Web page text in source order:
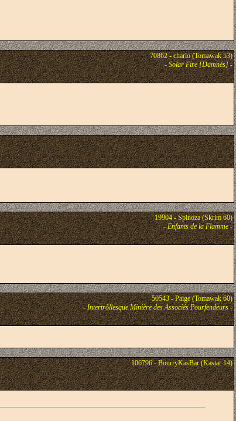
70862 - charlo (Tomawak 53)
-Solar Fire [Damnés]-
19904 - Spinoza (Skrim 60)
-Enfants de la Flamme-
50543 - Paige (Tomawak 60)
-Intertrõllesque Minière des Associés Pourfendeurs-
106796 - BourryKasBar (Kastar 14)